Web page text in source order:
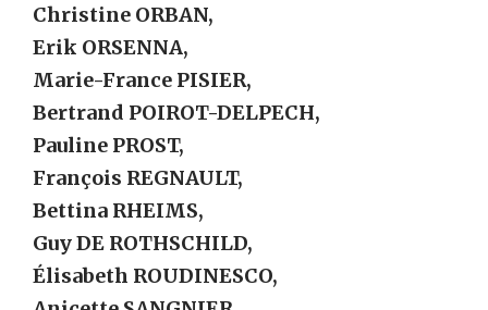
Christine ORBAN,
Erik ORSENNA,
Marie-France PISIER,
Bertrand POIROT-DELPECH,
Pauline PROST,
François REGNAULT,
Bettina RHEIMS,
Guy DE ROTHSCHILD,
Élisabeth ROUDINESCO,